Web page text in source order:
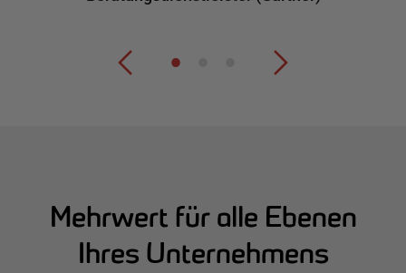
Mehrwert für alle Ebenen
Ihres Unternehmens